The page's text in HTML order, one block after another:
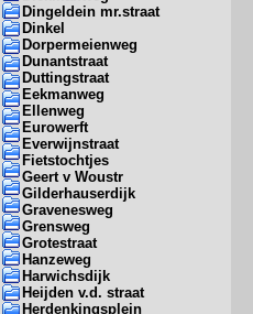
Dingeldein mr.straat
Dinkel
Dorpermeienweg
Dunantstraat
Duttingstraat
Eekmanweg
Ellenweg
Eurowerft
Everwijnstraat
Fietstochtjes
Geert v Woustr
Gilderhauserdijk
Gravenesweg
Grensweg
Grotestraat
Hanzeweg
Harwichsdijk
Heijden v.d. straat
Herdenkingsplein